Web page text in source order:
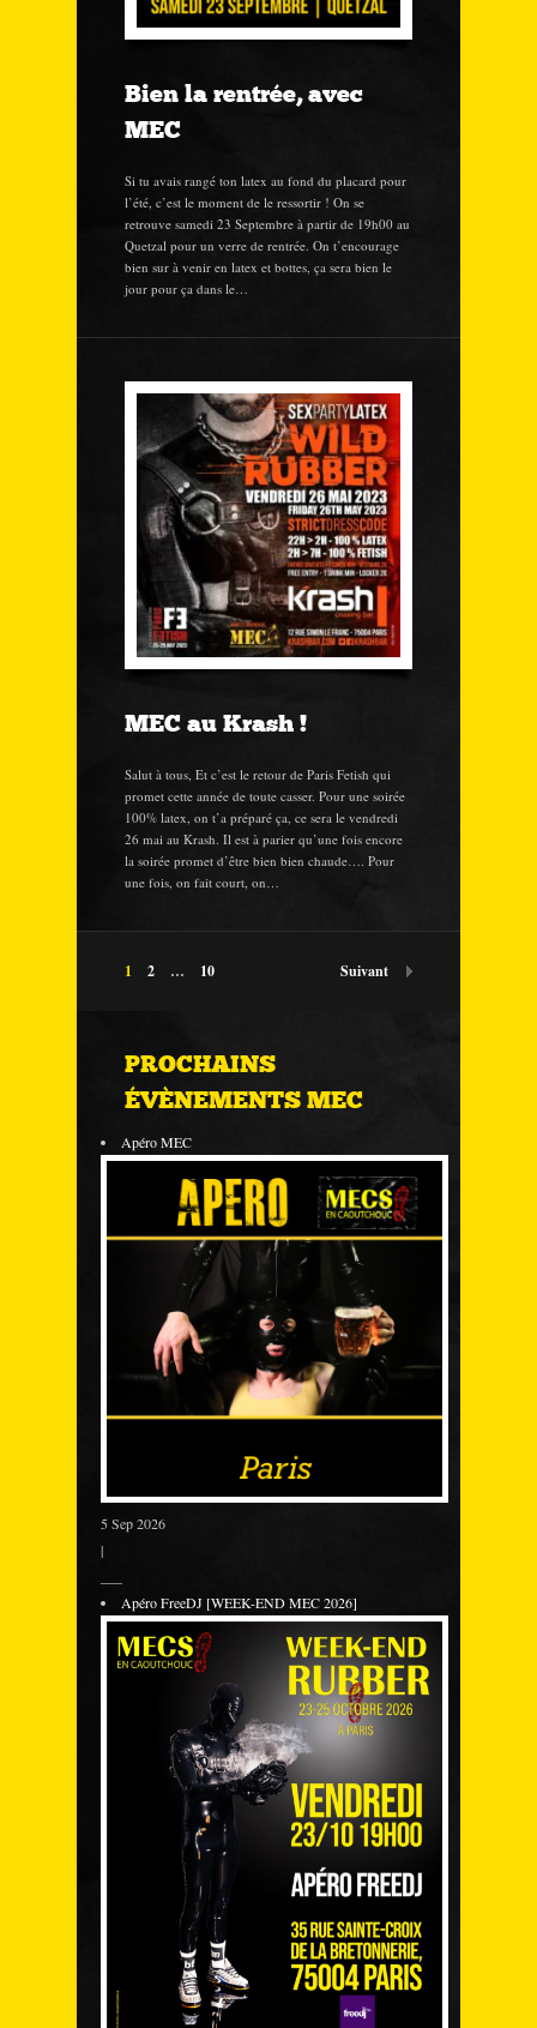
Bien la rentrée, avec
MEC
Si tu avais rangé ton latex au fond du placard pour
l’été, c’est le moment de le ressortir ! On se
retrouve samedi 23 Septembre à partir de 19h00 au
Quetzal pour un verre de rentrée. On t’encourage
bien sur à venir en latex et bottes, ça sera bien le
jour pour ça dans le…
MEC au Krash !
Salut à tous, Et c’est le retour de Paris Fetish qui
promet cette année de toute casser. Pour une soirée
100% latex, on t’a préparé ça, ce sera le vendredi
26 mai au Krash. Il est à parier qu’une fois encore
la soirée promet d’être bien bien chaude…. Pour
une fois, on fait court, on…
1 2 … 10 Suivant
PROCHAINS
ÉVÈNEMENTS MEC
Apéro MEC
5 Sep 2026
|
Apéro FreeDJ [WEEK-END MEC 2026]